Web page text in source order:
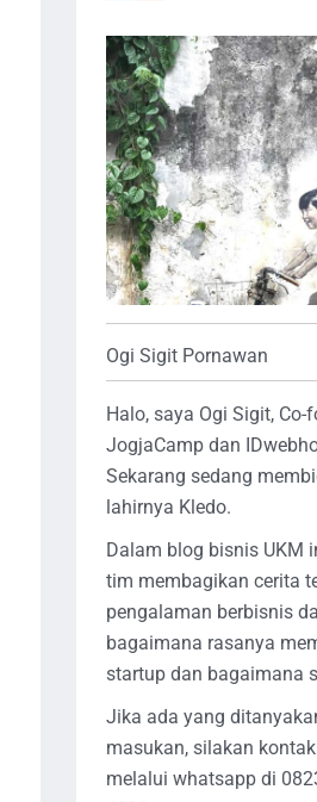
Ogi Sigit Pornawan
Halo, saya Ogi Sigit, Co-
JogjaCamp dan
Sekarang sedang
lahirnya Kledo.
Dalam blog bisnis UKM
tim membagikan cerita
pengalaman berbisnis
bagaimana rasanya
startup dan bagaimana
Jika ada yang
masukan, silakan
melalui whatsapp di